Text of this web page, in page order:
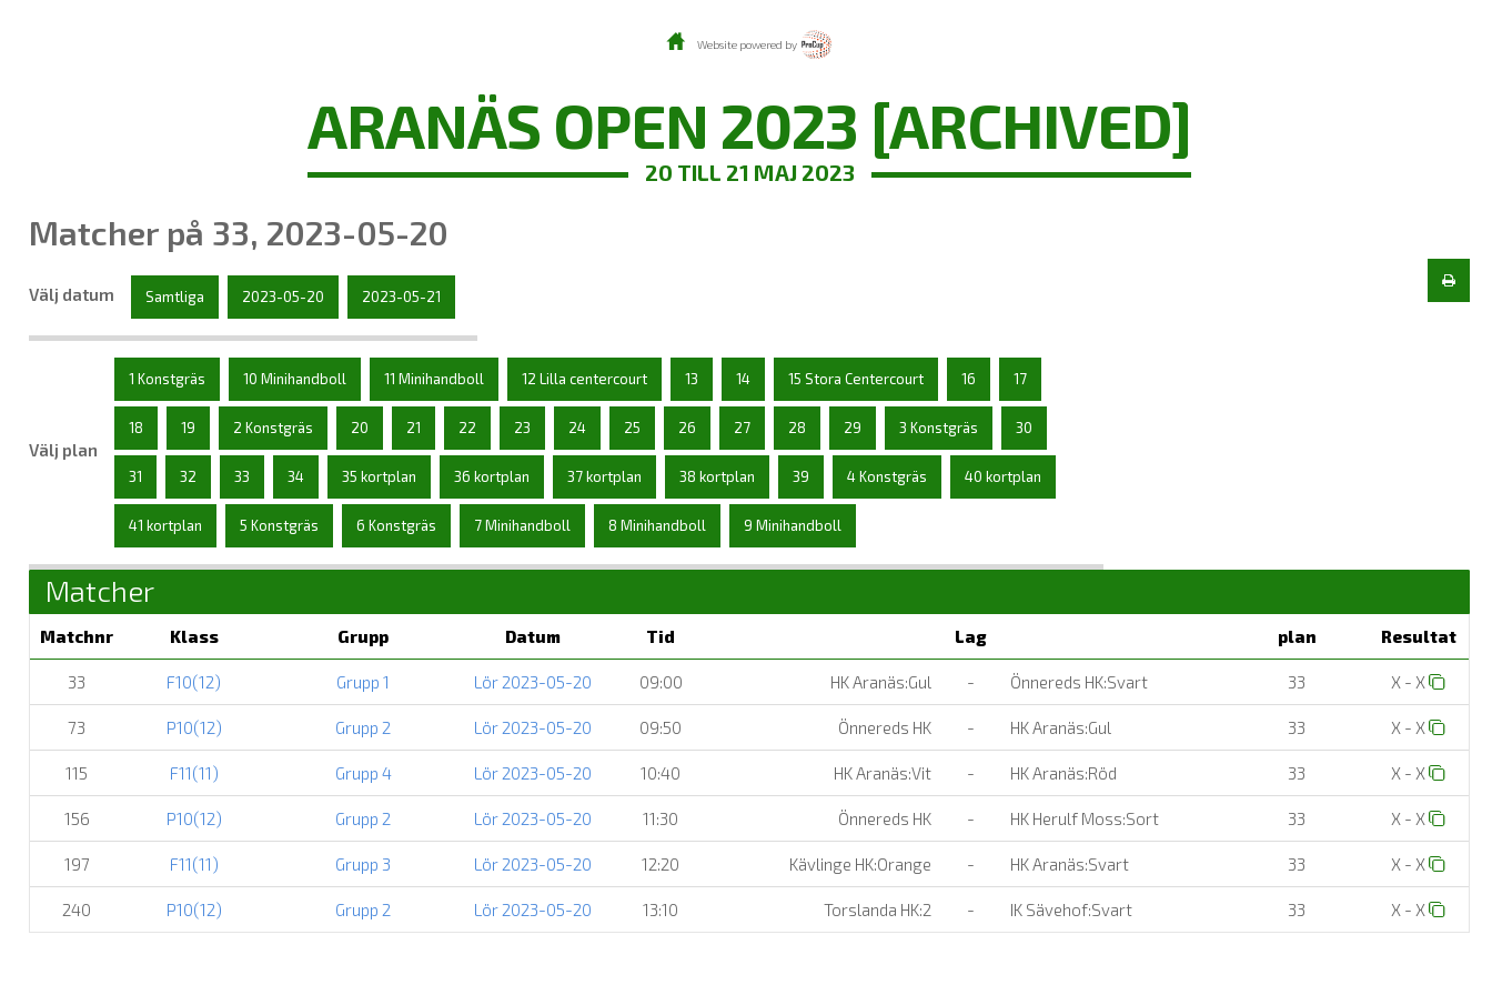
Website powered by
ARANÄS OPEN 2023 [ARCHIVED]
20 TILL 21 MAJ 2023
Matcher på 33, 2023-05-20
Välj datum Samtliga 2023-05-20 2023-05-21
Välj plan
1 Konstgräs 10 Minihandboll 11 Minihandboll 12 Lilla centercourt 13 14 15 Stora Centercourt 16 17
18 19 2 Konstgräs 20 21 22 23 24 25 26 27 28 29 3 Konstgräs 30
31 32 33 34 35 kortplan 36 kortplan 37 kortplan 38 kortplan 39 4 Konstgräs 40 kortplan
41 kortplan 5 Konstgräs 6 Konstgräs 7 Minihandboll 8 Minihandboll 9 Minihandboll
Matcher
Matchnr Klass Grupp Datum Tid Lag plan Resultat
33 F10(12) Grupp 1 Lör 2023-05-20 09:00 HK Aranäs:Gul - Önnereds HK:Svart 33 X - X
73 P10(12) Grupp 2 Lör 2023-05-20 09:50 Önnereds HK - HK Aranäs:Gul 33 X - X
115 F11(11) Grupp 4 Lör 2023-05-20 10:40 HK Aranäs:Vit - HK Aranäs:Röd 33 X - X
156 P10(12) Grupp 2 Lör 2023-05-20 11:30 Önnereds HK - HK Herulf Moss:Sort 33 X - X
197 F11(11) Grupp 3 Lör 2023-05-20 12:20 Kävlinge HK:Orange - HK Aranäs:Svart 33 X - X
240 P10(12) Grupp 2 Lör 2023-05-20 13:10 Torslanda HK:2 - IK Sävehof:Svart 33 X - X